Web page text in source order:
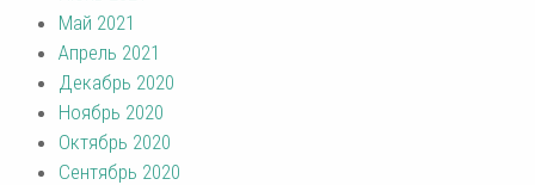
Май 2021
Апрель 2021
Декабрь 2020
Ноябрь 2020
Октябрь 2020
Сентябрь 2020